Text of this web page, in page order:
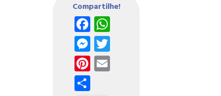
Compartilhe!
Facebook
WhatsApp
Messenger
Twitter
Pinterest
Email
Share